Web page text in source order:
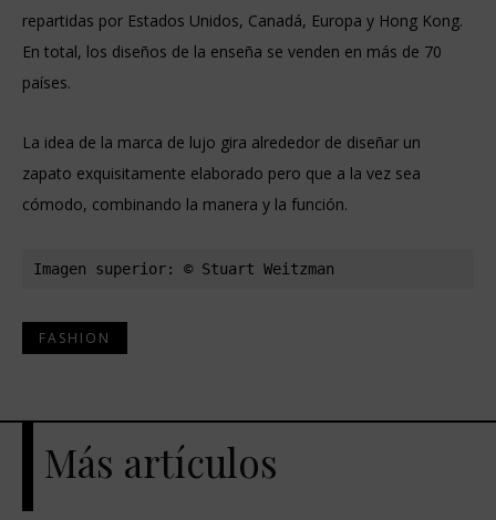
repartidas por Estados Unidos, Canadá, Europa y Hong Kong.
En total, los diseños de la enseña se venden en más de 70
países.
La idea de la marca de lujo gira alrededor de diseñar un
zapato exquisitamente elaborado pero que a la vez sea
cómodo, combinando la manera y la función.
Imagen superior: © Stuart Weitzman
FASHION
Más artículos